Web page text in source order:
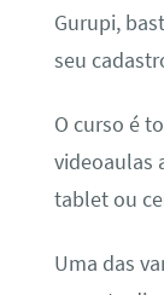
Gurupi,
seu
O curso é
videoaulas
tablet ou
Uma das